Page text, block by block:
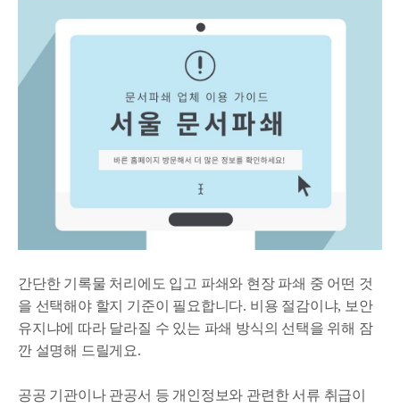
간단한 기록물 처리에도 입고 파쇄와 현장 파쇄 중 어떤 것
을 선택해야 할지 기준이 필요합니다. 비용 절감이냐, 보안
유지냐에 따라 달라질 수 있는 파쇄 방식의 선택을 위해 잠
깐 설명해 드릴게요.
공공 기관이나 관공서 등 개인정보와 관련한 서류 취급이